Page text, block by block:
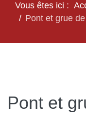
Vous êtes ici :
Pont et grue
Pont et